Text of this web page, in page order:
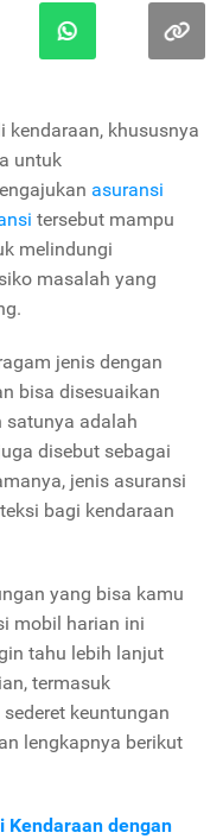
kendaraan, khususnya
untuk
asuransi
tersebut mampu
melindungi
masalah yang
jenis dengan
bisa disesuaikan
satunya adalah
disebut sebagai
jenis asuransi
bagi kendaraan
yang bisa kamu
mobil harian ini
tahu lebih lanjut
termasuk
keuntungan
lengkapnya berikut
Kendaraan dengan